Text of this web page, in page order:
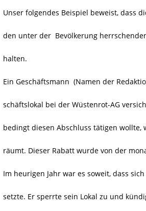
Unser folgendes Beispiel beweist, dass
den unter der Bevölkerung
halten.
Ein Geschäftsmann (Namen der
schäftslokal bei der Wüstenrot-AG
bedingt diesen Abschluss tätigen
räumt. Dieser Rabatt wurde von der
Im heurigen Jahr war es soweit, dass
setzte. Er sperrte sein Lokal zu und